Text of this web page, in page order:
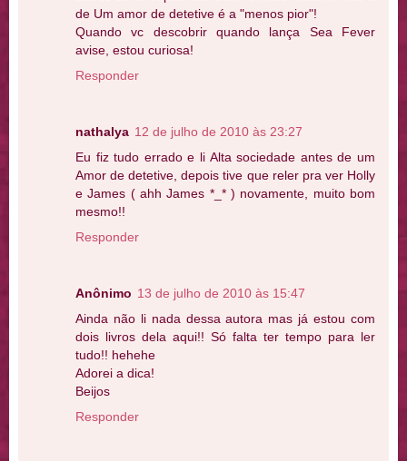
de Um amor de detetive é a "menos pior"!
Quando vc descobrir quando lança Sea Fever
avise, estou curiosa!
Responder
nathalya 12 de julho de 2010 às 23:27
Eu fiz tudo errado e li Alta sociedade antes de um
Amor de detetive, depois tive que reler pra ver Holly
e James ( ahh James *_* ) novamente, muito bom
mesmo!!
Responder
Anônimo 13 de julho de 2010 às 15:47
Ainda não li nada dessa autora mas já estou com
dois livros dela aqui!! Só falta ter tempo para ler
tudo!! hehehe
Adorei a dica!
Beijos
Responder